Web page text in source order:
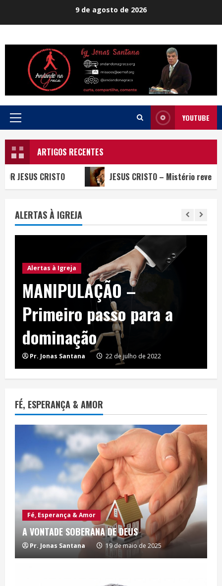
9 de agosto de 2026
Primary
YOUTUBE
ARTIGOS RECENTES
JESUS CRISTO – Mistério revelado de DEUS
ALERTAS À IGREJA
Alertas à Igreja
MANIPULAÇÃO –
Primeiro passo para a
dominação
Pr. Jonas Santana 22 de julho de 2022
FÉ, ESPERANÇA & AMOR
Fé, Esperança & Amor
A VONTADE SOBERANA DE DEUS
Pr. Jonas Santana 19 de maio de 2025